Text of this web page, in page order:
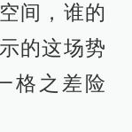
间，谁的
的这场势
格之差险